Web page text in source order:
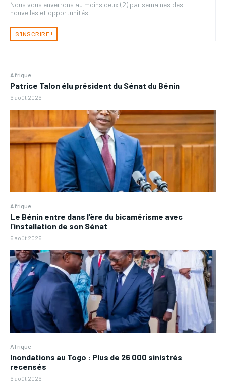
Nous vous enverrons au moins deux (2) par semaines des
nouvelles et opportunités
S'INSCRIRE !
Afrique
Patrice Talon élu président du Sénat du Bénin
6 août 2026
Afrique
Le Bénin entre dans l’ère du bicamérisme avec
l’installation de son Sénat
6 août 2026
Afrique
Inondations au Togo : Plus de 26 000 sinistrés
recensés
6 août 2026